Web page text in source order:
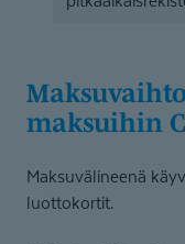
Maksuvaih­toehdot ja joustoa
maksuihin
Maksuvälineenä
luottokortit.